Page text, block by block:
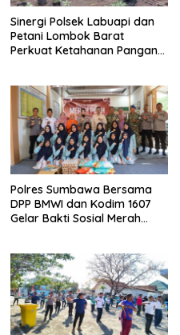
Sinergi Polsek Labuapi dan
Petani Lombok Barat
Perkuat Ketahanan Pangan
Polres Sumbawa Bersama
DPP BMWI dan Kodim 1607
Gelar Bakti Sosial Merah